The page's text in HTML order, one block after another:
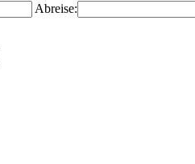
Abreise: